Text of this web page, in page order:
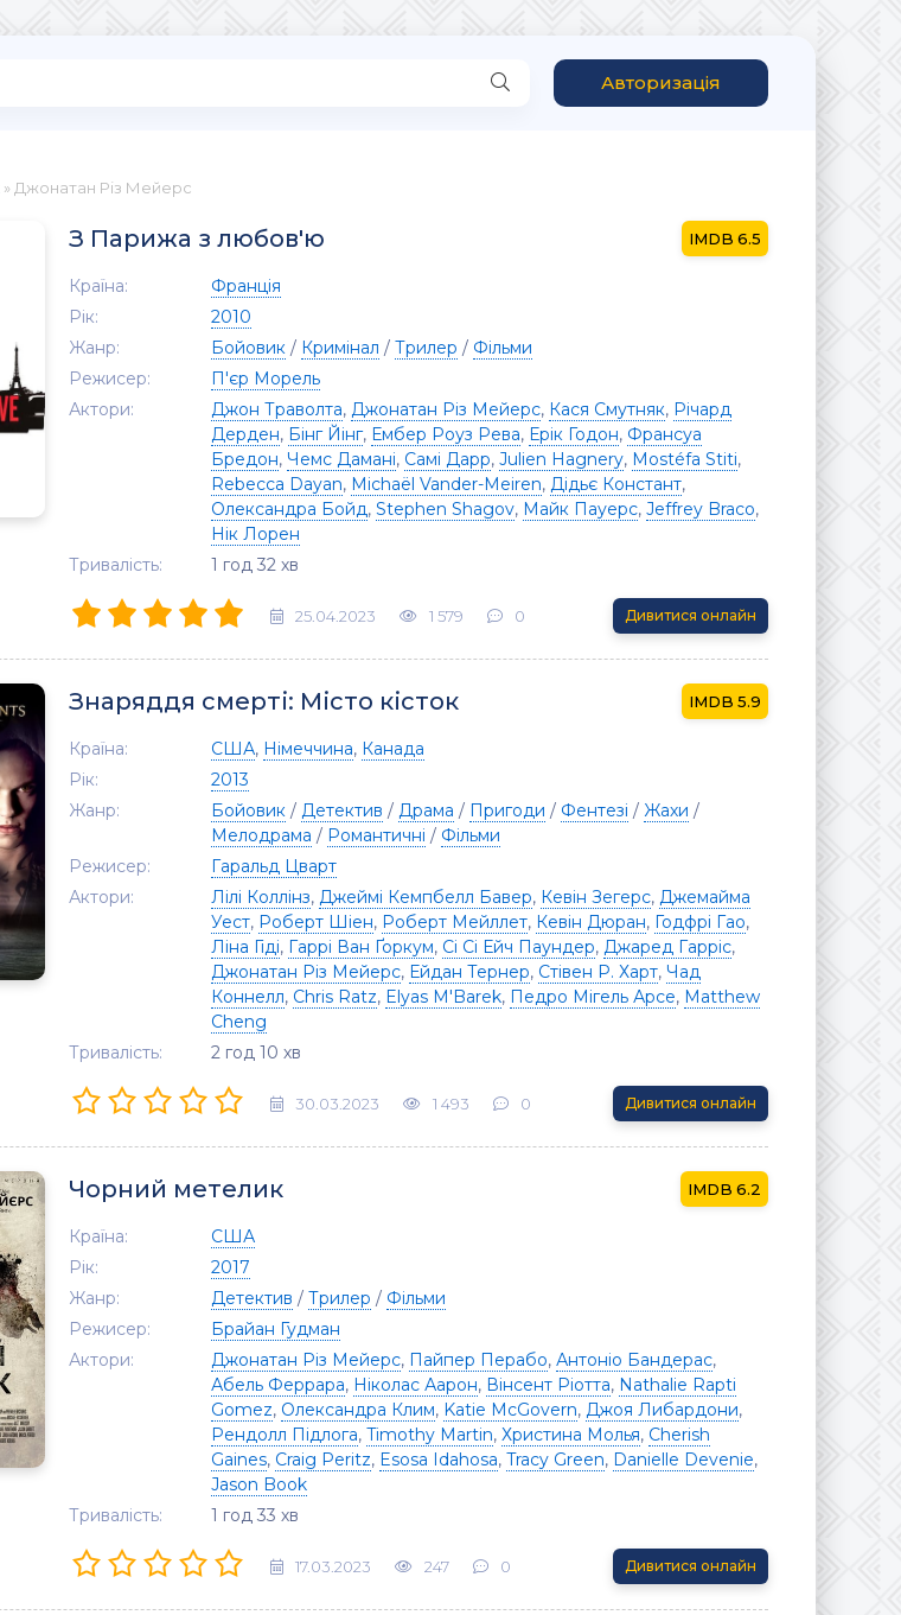
Авторизація
» Джонатан Різ Мейерс
З Парижа з любов'ю 6.5
Країна:
Франція
Рік:
2010
Жанр:
Бойовик / Кримінал / Трилер / Фільми
Режисер:
П'єр Морель
Актори:
Джон Траволта, Джонатан Різ Мейерс, Кася Смутняк, Річард
Дерден, Бінг Йінг, Ембер Роуз Рева, Ерік Годон, Франсуа
Бредон, Чемс Дамані, Самі Дарр, Julien Hagnery, Mostéfa Stiti,
Rebecca Dayan, Michaël Vander-Meiren, Дідьє Констант,
Олександра Бойд, Stephen Shagov, Майк Пауерс, Jeffrey Braco,
Нік Лорен
Тривалість:
1 год 32 хв
25.04.2023 1 579 0 Дивитися онлайн
Знаряддя смерті: Місто кісток 5.9
Країна: США, Німеччина, Канада
Рік:
2013
Жанр:
Бойовик / Детектив / Драма / Пригоди / Фентезі / Жахи /
Мелодрама / Романтичні / Фільми
Режисер:
Гаральд Цварт
Актори:
Лілі Коллінз, Джеймі Кемпбелл Бавер, Кевін Зегерс, Джемайма
Уест, Роберт Шіен, Роберт Мейллет, Кевін Дюран, Годфрі Гао,
Ліна Гіді, Гаррі Ван Ґоркум, Сі Сі Ейч Паундер, Джаред Гарріс,
Джонатан Різ Мейерс, Ейдан Тернер, Стівен Р. Харт, Чад
Коннелл, Chris Ratz, Elyas M'Barek, Педро Мігель Арсе, Matthew
Cheng
Тривалість:
2 год 10 хв
30.03.2023 1 493 0 Дивитися онлайн
Чорний метелик 6.2
Країна:
США
Рік:
2017
Жанр:
Детектив / Трилер / Фільми
Режисер:
Брайан Гудман
Актори:
Джонатан Різ Мейерс, Пайпер Перабо, Антоніо Бандерас,
Абель Феррара, Ніколас Аарон, Вінсент Ріотта, Nathalie Rapti
Gomez, Олександра Клим, Katie McGovern, Джоя Либардони,
Рендолл Підлога, Timothy Martin, Христина Молья, Cherish
Gaines, Craig Peritz, Esosa Idahosa, Tracy Green, Danielle Devenie,
Jason Book
Тривалість:
1 год 33 хв
17.03.2023 247 0 Дивитися онлайн